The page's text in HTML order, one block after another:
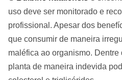
uso deve ser monitorado e
profissional. Apesar dos
que consumir de maneira
maléfica ao organismo.
planta de maneira indevida